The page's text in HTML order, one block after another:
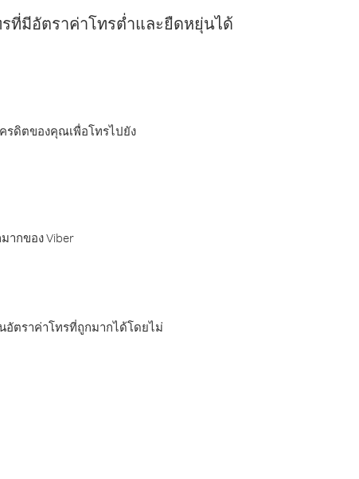
ที่มีอัตราค่าโทรต่ำและยืดหยุ่นได้
รดิตของคุณเพื่อโทรไปยัง
ากของ Viber
อัตราค่าโทรที่ถูกมากได้โดยไม่